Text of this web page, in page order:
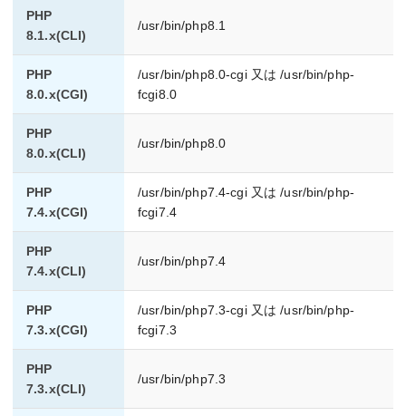
PHP
8.1.x(CLI)
/usr/bin/php8.1
PHP
8.0.x(CGI)
/usr/bin/php8.0-cgi 又は /usr/bin/php-
fcgi8.0
PHP
8.0.x(CLI)
/usr/bin/php8.0
PHP
7.4.x(CGI)
/usr/bin/php7.4-cgi 又は /usr/bin/php-
fcgi7.4
PHP
7.4.x(CLI)
/usr/bin/php7.4
PHP
7.3.x(CGI)
/usr/bin/php7.3-cgi 又は /usr/bin/php-
fcgi7.3
PHP
7.3.x(CLI)
/usr/bin/php7.3